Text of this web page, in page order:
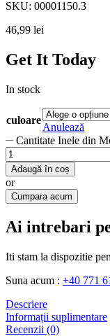
SKU: 00001150.3
46,99 lei
Get It Today
In stock
culoare
Anulează
Cantitate Inele din
Adaugă în coș
or
Cumpara acum
Ai intrebari
Iti stam la dispozitie
Suna acum : +40 771
Descriere
Informații suplimentare
Recenzii (0)